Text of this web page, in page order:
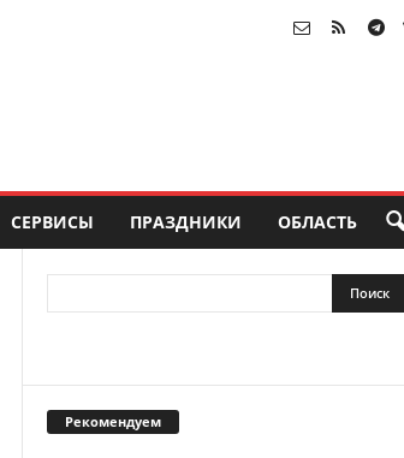
СЕРВИСЫ ПРАЗДНИКИ ОБЛАСТЬ
Рекомендуем